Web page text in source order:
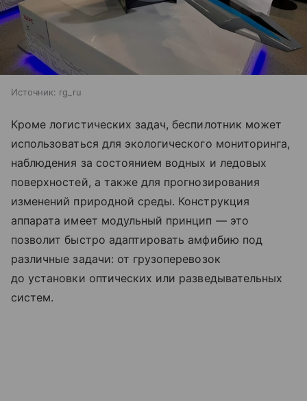
Источник: rg_ru
Кроме логистических задач, беспилотник может
использоваться для экологического мониторинга,
наблюдения за состоянием водных и ледовых
поверхностей, а также для прогнозирования
изменений природной среды. Конструкция
аппарата имеет модульный принцип — это
позволит быстро адаптировать амфибию под
различные задачи: от грузоперевозок
до установки оптических или разведывательных
систем.